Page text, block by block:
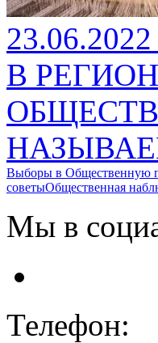
В
Выборы в Общественную
советыОбщественная
Мы в
Телефон: